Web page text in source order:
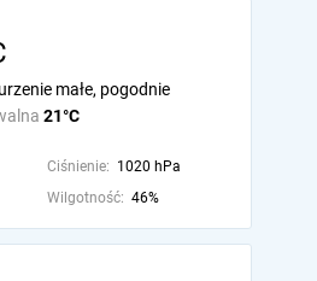
21°C
małe, pogodnie
Ciśnienie: 1020 hPa
Wilgotność: 46%